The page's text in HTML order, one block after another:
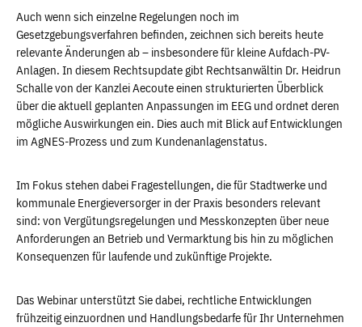
Auch wenn sich einzelne Regelungen noch im
Gesetzgebungsverfahren befinden, zeichnen sich bereits heute
relevante Änderungen ab – insbesondere für kleine Aufdach-PV-
Anlagen. In diesem Rechtsupdate gibt Rechtsanwältin Dr. Heidrun
Schalle von der Kanzlei Aecoute einen strukturierten Überblick
über die aktuell geplanten Anpassungen im EEG und ordnet deren
mögliche Auswirkungen ein. Dies auch mit Blick auf Entwicklungen
im AgNES-Prozess und zum Kundenanlagenstatus.
Im Fokus stehen dabei Fragestellungen, die für Stadtwerke und
kommunale Energieversorger in der Praxis besonders relevant
sind: von Vergütungsregelungen und Messkonzepten über neue
Anforderungen an Betrieb und Vermarktung bis hin zu möglichen
Konsequenzen für laufende und zukünftige Projekte.
Das Webinar unterstützt Sie dabei, rechtliche Entwicklungen
frühzeitig einzuordnen und Handlungsbedarfe für Ihr Unternehmen